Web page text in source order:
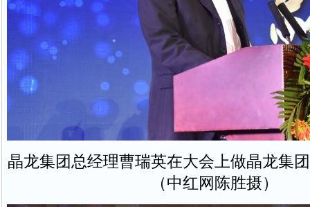
晶龙集团总经理曹瑞英在大会上做晶龙集
（中红网陈胜摄）